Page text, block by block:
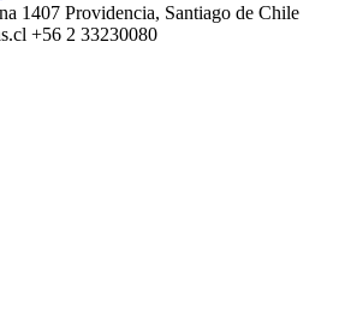
1407 Providencia, Santiago de Chile
+56 2 33230080